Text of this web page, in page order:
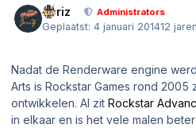
Joriz Administrators
Geplaatst:4 januari 201412 jaren
Nadat de Renderware engine
Arts is Rockstar Games rond 2005
ontwikkelen. Al zit Rockstar
in elkaar en is het vele malen